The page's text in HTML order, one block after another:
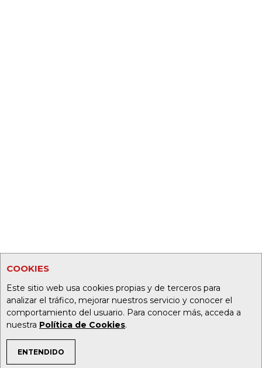
COOKIES
Este sitio web usa cookies propias y de terceros para
analizar el tráfico, mejorar nuestros servicio y conocer el
comportamiento del usuario. Para conocer más, acceda a
nuestra Política de Cookies.
ENTENDIDO
TEMAS DE INTERÉS